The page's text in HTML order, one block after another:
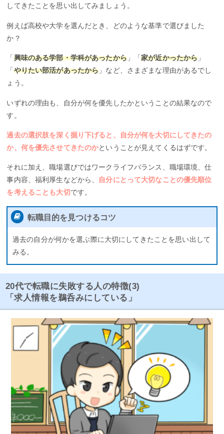
してきたことを思い出してみましょう。
例えば高校や大学を選んだとき、どのような基準で選びました
か？
「 興味のある学部・学科があったから」「家が近かったから 」
「 やりたい部活があったから 」など、さまざまな理由があるでし
ょう。
いずれの理由も、自分が何を優先したかということの結果なので
す。
過去の選択肢を深く掘り下げると、自分が何を大切にしてきたの
か、何を優先させてきたのかということが見えてくるはずです。
それに加え、職場選びではワークライフバランス、職場環境、仕
事内容、福利厚生などから、
自分にとって大切なことの優先順位
を考えることも大切です。
転職目的を見つけるコツ
過去の自分が何かを選ぶ際に大切にしてきたことを思い出して
みる。
20代で転職に失敗する人の特徴(3)
「求人情報を鵜呑みにしている」